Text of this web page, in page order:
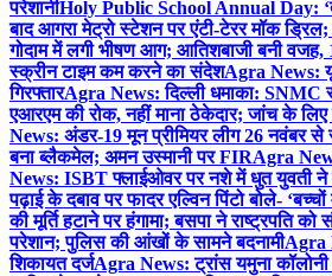
परेशानीHoly Public School Annual Day:
बाद आगरा मेट्रो स्टेशन पर एंटी-टेरर मॉक ड्रिल;
गोदाम में लगी भीषण आग; आतिशबाजी बनी वजह,
स्क्रीन टाइम कम करने का संदेशAgra News:
गिरफ्तारAgra News: दिल्ली धमाका: SNMC
एआरएम की रोक, नहीं माना ठेकेदार; जांच के लिए
News: अंडर-19 मून प्रीमियर लीग 26 नवंबर
बना ब्लैकमेल; अमन उस्मानी पर FIRAgra
News: ISBT फ्लाईओवर पर नशे में धुत युवती
पढ़ाई के दबाव पर फादर एल्विन पिंटो बोले-
की मूर्ति हटाने पर हंगामा; बसपा ने राष्ट्रपति को
परेशान; पुलिस की आंखों के सामने बदनामीAgra
शिकायत दर्जAgra News: ट्रांस यमुना कॉलोनी